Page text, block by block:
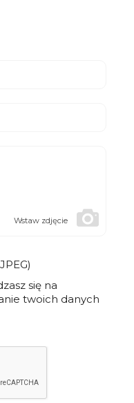
Wstaw zdjęcie
się na
twoich danych